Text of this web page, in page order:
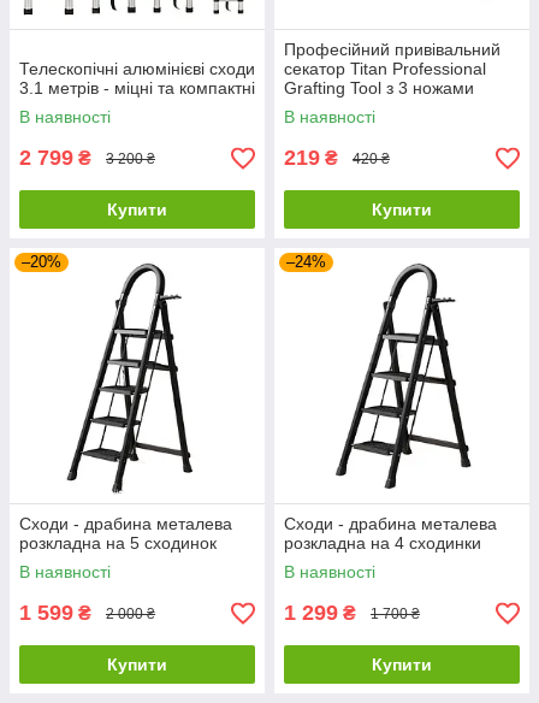
Телескопічні алюмінієві сходи
3.1 метрів - міцні та компактні
В наявності
2 799 ₴ 3 200 ₴
Купити
Професійний привівальний
секатор Titan Professional
Grafting Tool з 3 ножами
Чорний
В наявності
219 ₴ 420 ₴
Купити
–20%
Сходи - драбина металева
розкладна на 5 сходинок
В наявності
1 599 ₴ 2 000 ₴
Купити
–24%
Сходи - драбина металева
розкладна на 4 сходинки
В наявності
1 299 ₴ 1 700 ₴
Купити